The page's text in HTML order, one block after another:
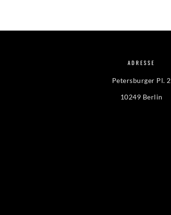
ADRESSE
Petersburger Pl. 2
10249 Berlin